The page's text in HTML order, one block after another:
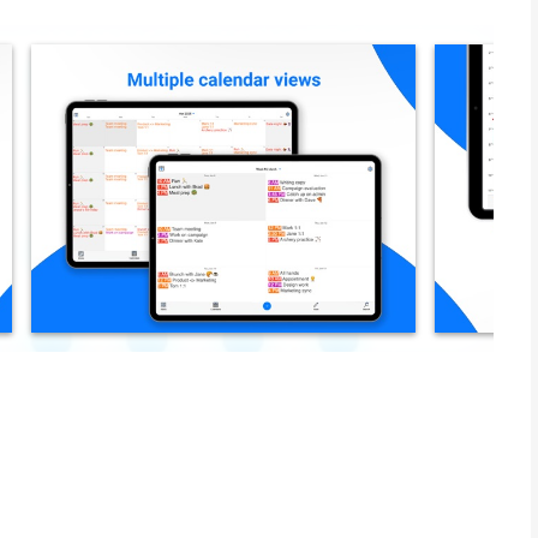
overzicht op basis van dag- of jaarniveau van de dag, week
standaardkalender en voegt functionaliteit toe om uw
en plakken. Maak een druk schema op door
afspraken en evenementen. Krachtige herinneringsfuncties
Aanpasbare weeknummers of repetitieve opties en
is deze app een plezier voor zowel gewone als